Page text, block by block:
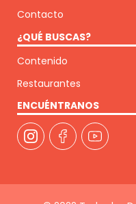
Contacto
¿QUÉ BUSCAS?
Contenido
Restaurantes
ENCUÉNTRANOS